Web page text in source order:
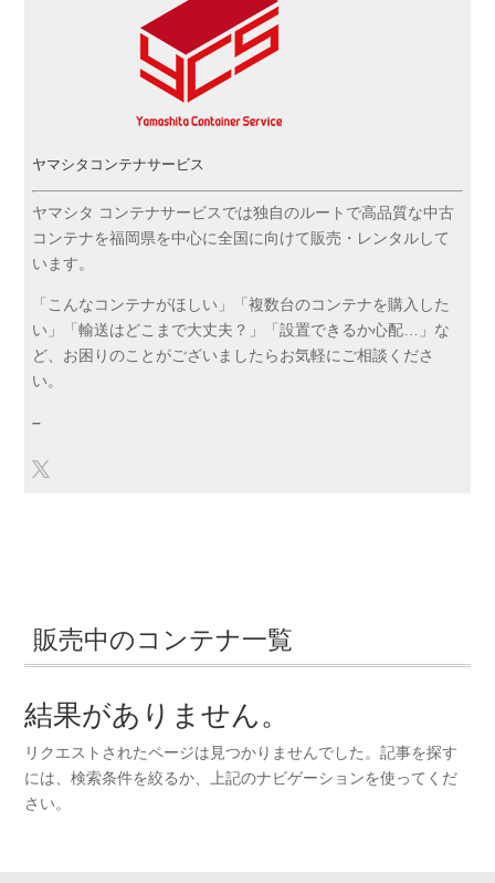
ヤマシタコンテナサービス
ヤマシタ コンテナサービスでは独自のルートで高品質な中古
コンテナを福岡県を中心に全国に向けて販売・レンタルして
います。
「こんなコンテナがほしい」「複数台のコンテナを購入した
い」「輸送はどこまで大丈夫？」「設置できるか心配…」な
ど、お困りのことがございましたらお気軽にご相談くださ
い。
–
販売中のコンテナ一覧
結果がありません。
リクエストされたページは見つかりませんでした。記事を探す
には、検索条件を絞るか、上記のナビゲーションを使ってくだ
さい。